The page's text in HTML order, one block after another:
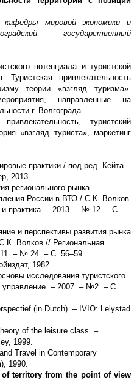
мировой экономики и
государственный
потенциала и туристской
Туристская привлекательность
теории «взгляд туризма».
направленные на
г. Волгограда.
привлекательность, туристский
«взгляд туриста», маркетинг
практики / под ред. Кейта
2013.
регионального рынка
России в ВТО / С.К. Волков
практика. – 2013. – № 12. – С.
и перспективы развития рынка
Волков // Региональная
– № 24. – С. 56–59.
1982.
исследования туристского
управление. – 2007. – №2. – С.
(in Dutch). – IVIO: Lelystad
of the leisure class. –
1999.
Travel in Contemporary
1990.
territory from the point of view